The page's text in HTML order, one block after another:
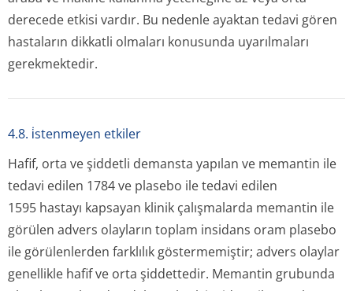
derecede etkisi vardır. Bu nedenle ayaktan tedavi gören
hastaların dikkatli olmaları konusunda uyarılmaları
gerekmektedir.
4.8. i̇stenmeyen etkiler
Hafif, orta ve şiddetli demansta yapılan ve memantin ile
tedavi edilen 1784 ve plasebo ile tedavi edilen
1595 hastayı kapsayan klinik çalışmalarda memantin ile
görülen advers olayların toplam insidans oram plasebo
ile görülenlerden farklılık göstermemiştir; advers olaylar
genellikle hafif ve orta şiddettedir. Memantin grubunda